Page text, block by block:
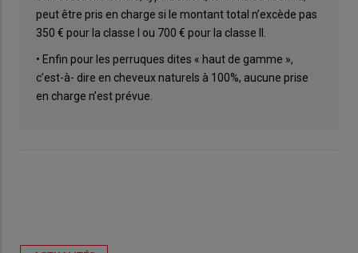
peut être pris en charge si le montant total n’excède pas
350 € pour la classe I ou 700 € pour la classe II.
• Enfin pour les perruques dites « haut de gamme »,
c’est-à- dire en cheveux naturels à 100%, aucune prise
en charge n’est prévue.